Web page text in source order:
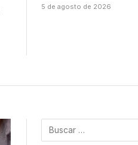
5 de agosto de 2026